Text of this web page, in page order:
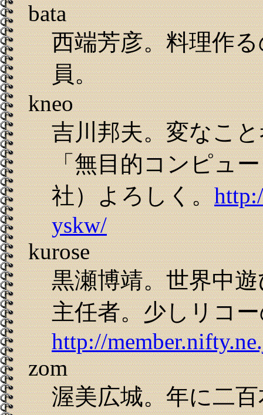
bata
西端芳彦。料理作
員。
kneo
吉川邦夫。変なこ
「無目的コンピュ
社）よろしく。
yskw/
kurose
黒瀬博靖。世界中
主任者。少しリコ
http://
zom
渥美広城。年に二